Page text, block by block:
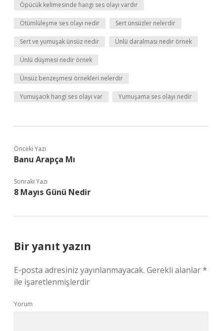
Öpücük kelimesinde hangi ses olayı vardır
Ötümlüleşme ses olayı nedir Sert ünsüzler nelerdir
Sert ve yumuşak ünsüz nedir Ünlü daralması nedir örnek
Ünlü düşmesi nedir örnek
Ünsüz benzeşmesi örnekleri nelerdir
Yumuşacık hangi ses olayı var Yumuşama ses olayı nedir
Önceki Yazı
Banu Arapça Mı
Sonraki Yazı
8 Mayıs Günü Nedir
Bir yanıt yazın
E-posta adresiniz yayınlanmayacak. Gerekli alanlar*
ile işaretlenmişlerdir
Yorum